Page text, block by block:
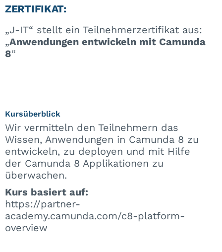
ZERTIFIKAT:
„J-IT“ stellt ein Teilnehmerzertifikat aus:
„Anwendungen entwickeln mit Camunda
8“
Kursüberblick
Wir vermitteln den Teilnehmern das
Wissen, Anwendungen in Camunda 8 zu
entwickeln, zu deployen und mit Hilfe
der Camunda 8 Applikationen zu
überwachen.
Kurs basiert auf:
https://partner-
academy.camunda.com/c8-platform-
overview